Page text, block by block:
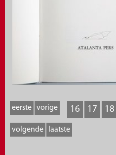
eerste vorige 16 17 18
volgende laatste